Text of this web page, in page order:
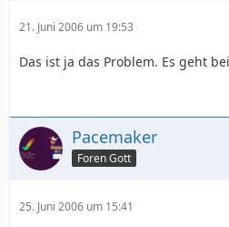
21. Juni 2006 um 19:53
Das ist ja das Problem. Es geht
Pacemaker
Foren Gott
25. Juni 2006 um 15:41